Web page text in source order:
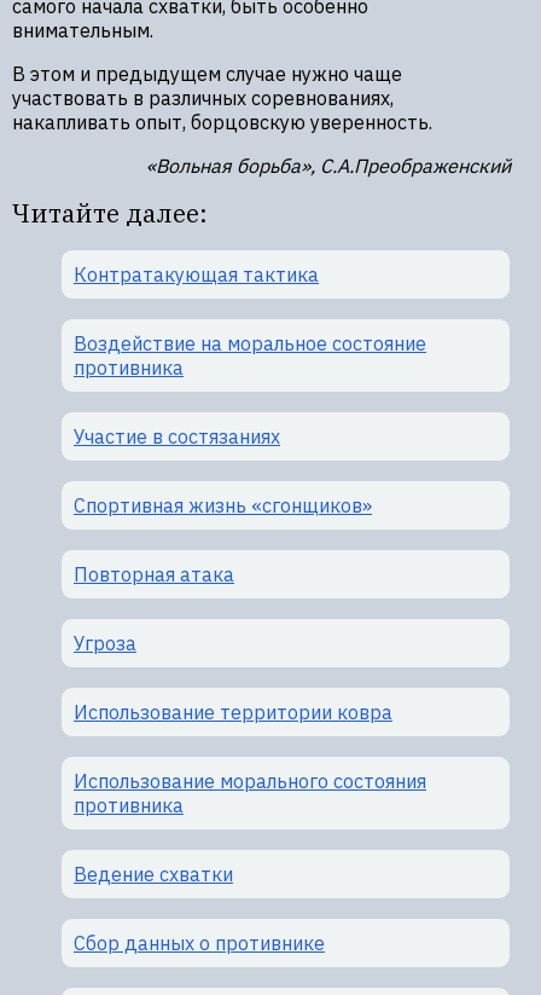
самого начала схватки, быть особенно
внимательным.
В этом и предыдущем случае нужно чаще
участвовать в различных соревнованиях,
накапливать опыт, борцовскую уверенность.
«Вольная борьба», С.А.Преображенский
Читайте далее:
Контратакующая тактика
Воздействие на моральное состояние
противника
Участие в состязаниях
Спортивная жизнь «сгонщиков»
Повторная атака
Угроза
Использование территории ковра
Использование морального состояния
противника
Ведение схватки
Сбор данных о противнике